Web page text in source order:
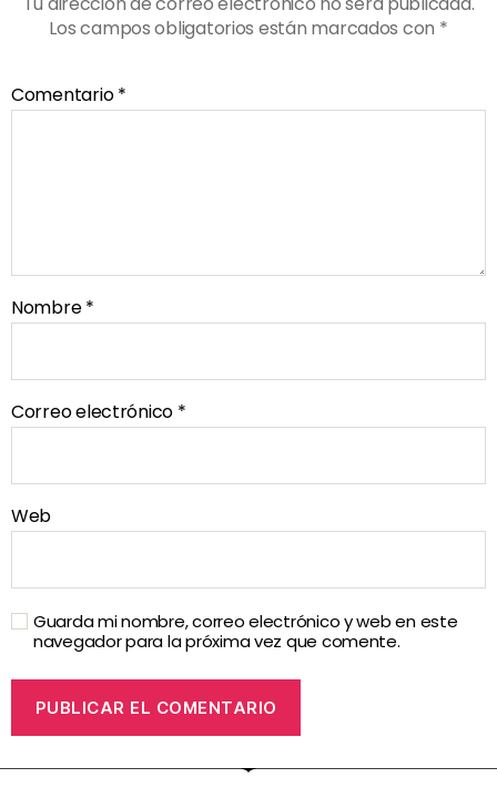
Los campos obligatorios están marcados con *
Comentario*
Nombre*
Correo electrónico *
Web
Guarda mi nombre, correo electrónico y web en este
navegador para la próxima vez que comente.